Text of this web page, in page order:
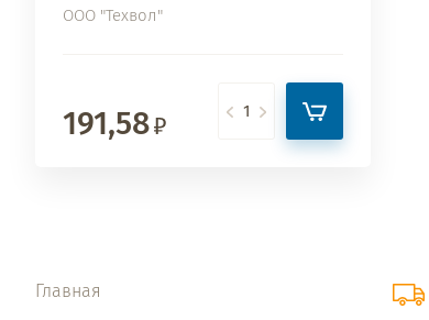
ООО "Техвол"
191,58
Главная